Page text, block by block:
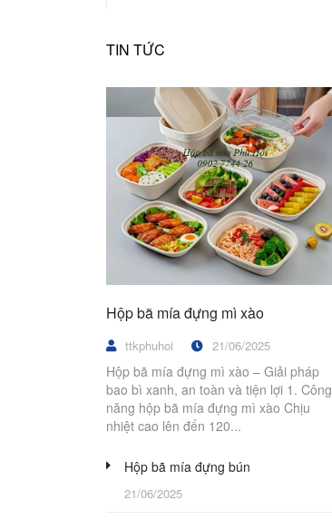
TIN TỨC
Hộp bã mía đựng mì xào
ttkphuhoi 21/06/2025
Hộp bã mía đựng mì xào – Giải pháp
bao bì xanh, an toàn và tiện lợi 1. Công
năng hộp bã mía đựng mì xào Chịu
nhiệt cao lên đến 120...
Hộp bã mía đựng bún
21/06/2025